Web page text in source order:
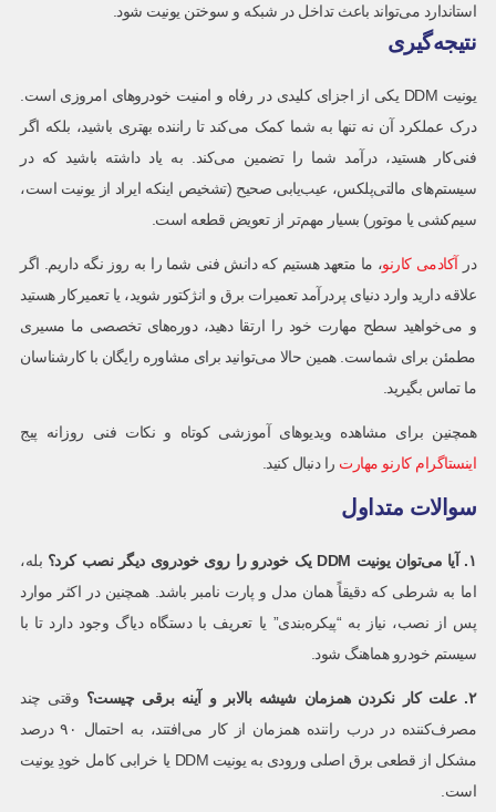
استاندارد می‌تواند باعث تداخل در شبکه و سوختن یونیت شود.
نتیجه‌گیری
یونیت DDM یکی از اجزای کلیدی در رفاه و امنیت خودروهای امروزی است.
درک عملکرد آن نه تنها به شما کمک می‌کند تا راننده بهتری باشید، بلکه اگر
فنی‌کار هستید، درآمد شما را تضمین می‌کند. به یاد داشته باشید که در
سیستم‌های مالتی‌پلکس، عیب‌یابی صحیح (تشخیص اینکه ایراد از یونیت است،
سیم‌کشی یا موتور) بسیار مهم‌تر از تعویض قطعه است.
در آکادمی کارنو، ما متعهد هستیم که دانش فنی شما را به روز نگه داریم. اگر
علاقه دارید وارد دنیای پردرآمد تعمیرات برق و انژکتور شوید، یا تعمیرکار هستید
و می‌خواهید سطح مهارت خود را ارتقا دهید، دوره‌های تخصصی ما مسیری
مطمئن برای شماست. همین حالا می‌توانید برای مشاوره رایگان با کارشناسان
ما تماس بگیرید.
همچنین برای مشاهده ویدیوهای آموزشی کوتاه و نکات فنی روزانه پیج
اینستاگرام کارنو مهارت را دنبال کنید.
سوالات متداول
۱. آیا می‌توان یونیت یک خودرو را روی خودروی دیگر نصب کرد؟ بله،
اما به شرطی که دقیقاً همان مدل و پارت نامبر باشد. همچنین در اکثر موارد
پس از نصب، نیاز به “پیکره‌بندی” یا تعریف با دستگاه دیاگ وجود دارد تا با
سیستم خودرو هماهنگ شود.
۲.علت کار نکردن همزمان شیشه بالابر و آینه برقی چیست؟ وقتی چند
مصرف‌کننده در درب راننده همزمان از کار می‌افتند، به احتمال ۹۰ درصد
مشکل از قطعی برق اصلی ورودی به یونیت DDM یا خرابی کامل خودِ یونیت
است.